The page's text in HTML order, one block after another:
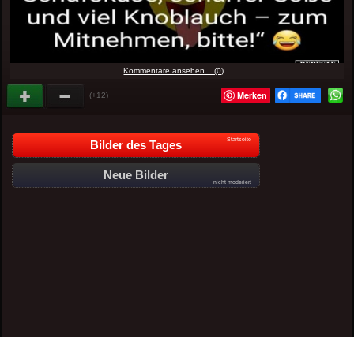
Kommentare ansehen... (0)
(+12) Merken
Bilder des Tages Startseite
Neue Bilder
nicht moderiert